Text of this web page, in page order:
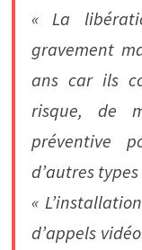
« La
gravement
ans car ils
risque, de
préventive
d’autres
«
d’appels